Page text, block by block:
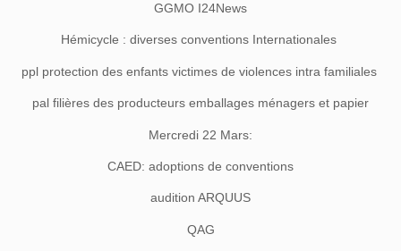
GGMO I24News
Hémicycle : diverses conventions Internationales
ppl protection des enfants victimes de violences intra familiales
pal filières des producteurs emballages ménagers et papier
Mercredi 22 Mars:
CAED: adoptions de conventions
audition ARQUUS
QAG